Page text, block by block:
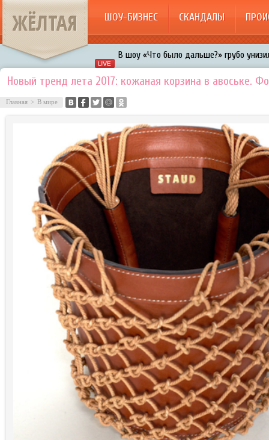
ЖЁЛТАЯ ШОУ-БИЗНЕС СКАНДАЛЫ
Авербух зарождает в Бузовой новый
«Мужик на 200%»: Тарзан признался,
воровками
Галкин променял Дроботенко на
В шоу «Что было дальше?» грубо
Новый тренд лета 2017: кожаная корзина в авоське.
Главная > В мире